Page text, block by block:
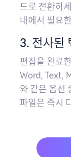
드로 전환하
내에서 필요
3. 전사된
편집을 완료
Word, Text,
와 같은 옵션
파일은 즉시